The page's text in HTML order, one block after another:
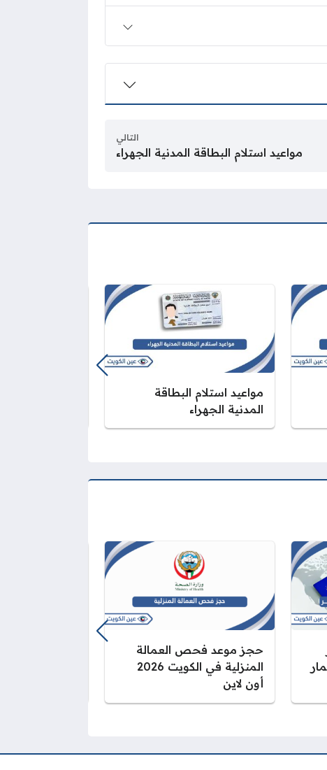
التالي
مواعيد استلام البطاقة المدنية الجهراء
مواعيد استلام البطاقة
المدنية الجهراء
حجز موعد فحص العمالة
المنزلية في الكويت 2026
أون لاين